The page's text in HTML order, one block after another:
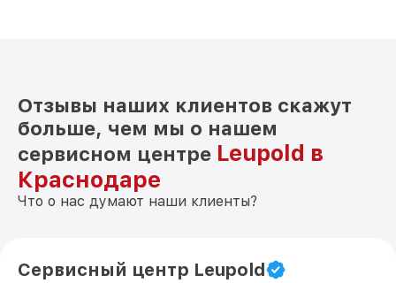
Отзывы наших клиентов скажут
больше, чем мы о нашем
сервисном центре Leupold в
Краснодаре
Что о нас думают наши клиенты?
Сервисный центр Leupold